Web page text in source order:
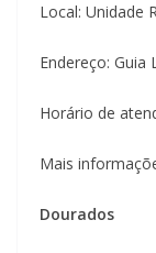
Local: Unidade
Endereço: Guia
Horário de
Mais
Dourados